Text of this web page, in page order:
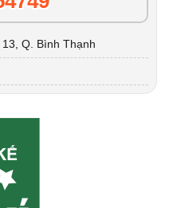
Q. Bình Thạnh